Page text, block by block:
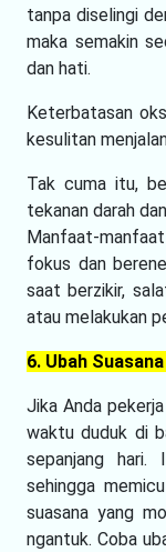
tanpa diselingi
maka semakin
dan hati.
Keterbatasan
kesulitan
Tak cuma itu,
tekanan darah
Manfaat-
fokus dan
saat berzikir,
atau melakukan
6. Ubah
Jika Anda
waktu duduk di
sepanjang
sehingga
suasana yang
ngantuk. Coba